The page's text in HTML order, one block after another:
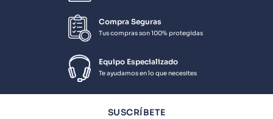
Compra Seguras
Tus compras son 100% protegidas
Equipo Especializado
Te ayudamos en lo que necesites
SUSCRÍBETE